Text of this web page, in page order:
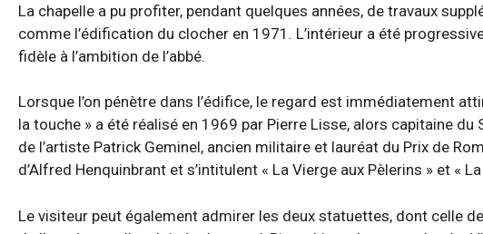
La chapelle a pu profiter, pendant quelques années, de travaux
comme l’édification du clocher en 1971. L’intérieur a été
fidèle à l’ambition de l’abbé.
Lorsque l’on pénètre dans l’édifice, le regard est immédiatement
la touche » a été réalisé en 1969 par Pierre Lisse, alors capitaine
de l’artiste Patrick Geminel, ancien militaire et lauréat du Prix de
d’Alfred Henquinbrant et s’intitulent « La Vierge aux Pèlerins » et «
Le visiteur peut également admirer les deux statuettes, dont celle